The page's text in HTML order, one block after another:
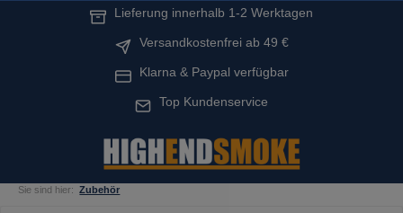
Lieferung innerhalb 1-2 Werktagen
Versandkostenfrei ab 49 €
Klarna & Paypal verfügbar
Top Kundenservice
Sie sind hier: Zubehör